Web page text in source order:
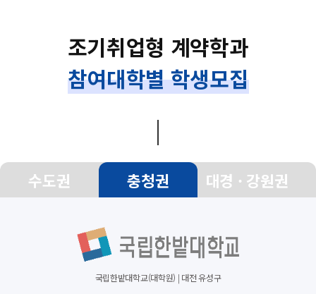
조기취업형 계약학과
참여대학별 학생모집
수도권 충청권 대경 · 강원권
국립한밭대학교(대학원) | 대전 유성구